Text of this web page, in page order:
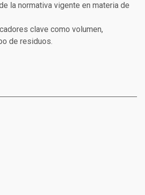
la normativa vigente en materia de
clave como volumen,
de residuos.